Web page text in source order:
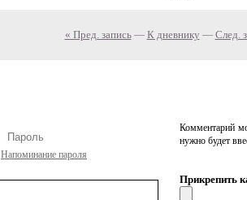
« Пред. запись— К дневнику — След.
Напоминание пароля
Комментарий
нужно будет
Прикрепить